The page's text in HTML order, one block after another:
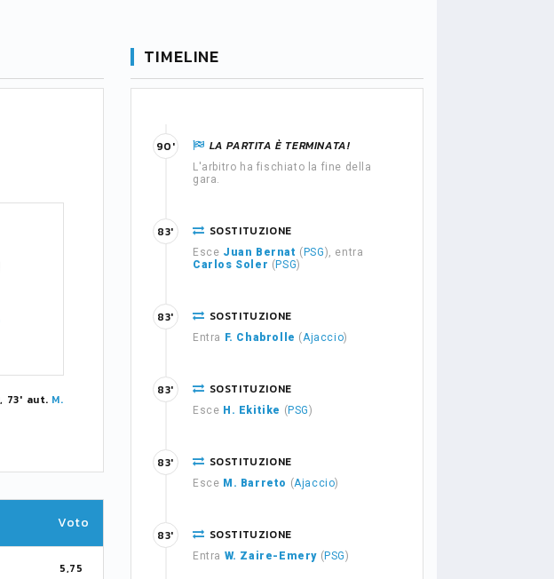
, 73' aut. M.
Voto
5,75
TIMELINE
LA PARTITA È TERMINATA!
L'arbitro ha fischiato la fine della
gara.
90'
SOSTITUZIONE
Esce Juan Bernat ( PSG), entra
Carlos Soler ( PSG)
83'
SOSTITUZIONE
Entra F. Chabrolle (Ajaccio)
83'
SOSTITUZIONE
Esce H. Ekitike ( PSG)
83'
SOSTITUZIONE
Esce M. Barreto (Ajaccio)
83'
SOSTITUZIONE
Entra W. Zaire-Emery ( PSG)
83'